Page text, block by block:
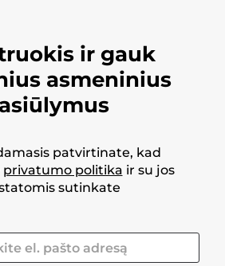
ir gauk
asmeninius
patvirtinate, kad
privatumo politika ir su jos
sutinkate